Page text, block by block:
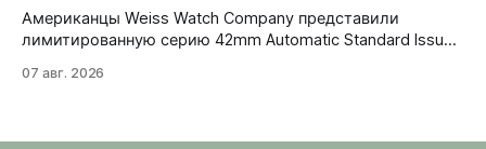
Американцы Weiss Watch Company представили
лимитированную серию 42mm Automatic Standard Issue
честь пяти лет работы бренда в Нэшвилле вручную
07 авг. 2026